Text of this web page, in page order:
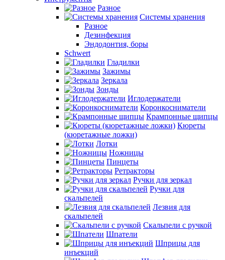
Разное
Системы хранения
Разное
Дезинфекция
Эндодонтия, боры
Schwert
Гладилки
Зажимы
Зеркала
Зонды
Иглодержатели
Коронкосниматели
Крампонные щипцы
Кюреты
(кюретажные ложки)
Лотки
Ножницы
Пинцеты
Ретракторы
Ручки для зеркал
Ручки для
скальпелей
Лезвия для
скальпелей
Скальпели с ручкой
Шпатели
Шприцы для
инъекций